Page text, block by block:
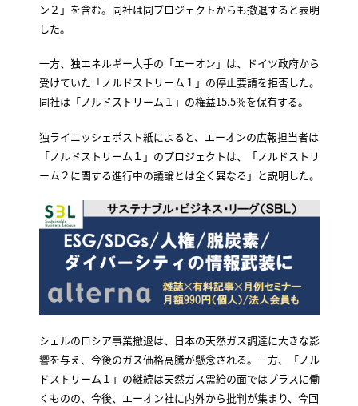
ン２」を含む。同社は同プロジェクトからも撤退すると表明
した。
一方、独エネルギー大手の「エーオン」は、ドイツ政府から
受けていた「ノルドストリーム１」の停止要請を拒否した。
同社は「ノルドストリーム１」の権益15.5％を保有する。
独ライニッシェポスト紙によると、エーオンの広報担当者は
「ノルドストリーム１」のプロジェクトは、「ノルドストリ
ーム２に関する進行中の議論とは全く異なる」と説明した。
シェルのロシア事業撤退は、日本の天然ガス調達に大きな影
響を与え、今後のガス価格高騰が懸念される。一方、「ノル
ドストリーム１」の継続は天然ガス需給の面ではプラスに働
くものの、今後、エーオン社に内外から批判が集まり、今回